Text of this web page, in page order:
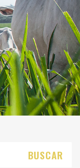
BUSCAR